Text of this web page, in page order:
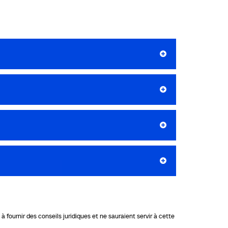
fournir des conseils juridiques et ne sauraient servir à cette